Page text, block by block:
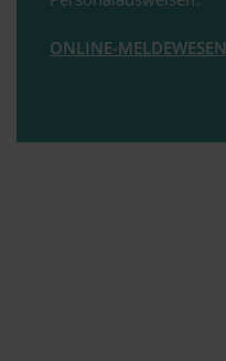
ONLINE-MELDEWESEN